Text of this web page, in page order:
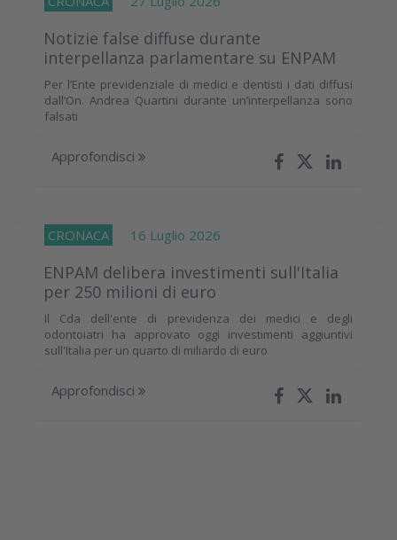
Notizie false diffuse durante
interpellanza parlamentare su ENPAM
Per l’Ente previdenziale di medici e dentisti i dati diffusi
dall’On. Andrea Quartini durante un’interpellanza sono
falsati
Approfondisci
CRONACA 16 Luglio 2026
ENPAM delibera investimenti sull'Italia
per 250 milioni di euro
Il Cda dell'ente di previdenza dei medici e degli
odontoiatri ha approvato oggi investimenti aggiuntivi
sull'Italia per un quarto di miliardo di euro
Approfondisci